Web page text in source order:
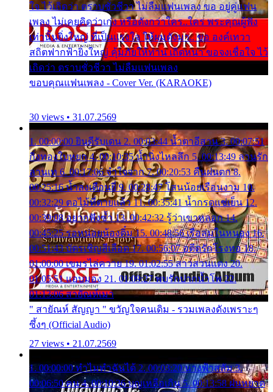
ใจ ไว้เถิดว่า ตราบชั่วชีวา ไม่ลืมแฟนเพลง ขอ อยู่คู่แฟน
เพลง ไม่เคยคิดว่าเก่ง หรือดังกว่าใคร..ใคร พระคุณผู้ฟัง
เท่านั้นยิ่งใหญ่ ที่เป็นแรงใจ ให้ผมดังมา.. ขอ องค์เทวา
สถิตฟากฟ้ายิ่งใหญ่ คุ้มภัยให้ท่าน เถิดหนา ขอจงเชื่อใจ ไว้
เถิดว่า ตราบชั่วชีวา ไม่ลืมแฟนเพลง
ขอบคุณแฟนเพลง - Cover Ver. (KARAOKE)
30 views • 31.07.2569
1. 00:00:00 ยินดีรับเดน 2. 00:03:44 น้ำตาอีสาน 3. 00:07:51
กิ่งทองใบหยก 4. 00:10:35 น้ำนิ่งไหลลึก 5. 00:13:49 ลานรัก
ลานเท 6. 00:17:06 จำใจจาก 7. 00:20:53 คืนฝนตก 8.
00:25:16 น้ำลงเดือนยี่ 9. 00:28:47 โสนน้อยเรือนงาม 10.
00:32:29 ตอไม้ที่ตายแล้ว 11. 00:35:41 น้ำกรดแช่เย็น 12.
00:39:08 อยากฟังซ้ำ 13. 00:42:32 รู้ว่าเขาหลอก 14.
00:45:25 รอหน่อยน้องติ๋ม 15. 00:48:56 เรือล่มในหนอง 16.
00:51:43 บัตรเชิญสีเลือด 17. 00:56:07 อดีตรักโรงทอ 18.
01:00:00 เขมรไล่ควาย 19. 01:02:55 สาวสวนแตง 20.
01:05:51 แอบมอง 21. 01:09:27 พบรักปากน้ำโพ 22.
01:13:06 สายัณห์เมา
" สายัณห์ สัญญา " ขวัญใจคนเดิม - รวมเพลงดังเพราะๆ
ซึ้งๆ (Official Audio)
27 views • 21.07.2569
1. 00:00:00 ทำไมทำฉันได้ 2. 00:03:20 นางฟ้าสลัม 3.
00:06:50 คน 4. 00:10:36 บุญเหลือเกิน 5. 00:13:58 ฝนหยาด